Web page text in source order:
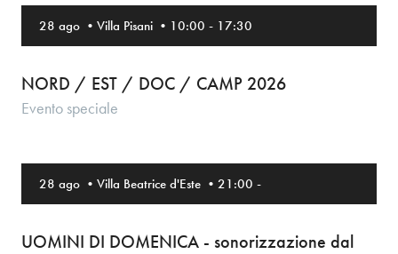
28 ago • Villa Pisani • 10:00 - 17:30
NORD / EST / DOC / CAMP 2026
Evento speciale
28 ago • Villa Beatrice d'Este • 21:00 -
UOMINI DI DOMENICA - sonorizzazione dal